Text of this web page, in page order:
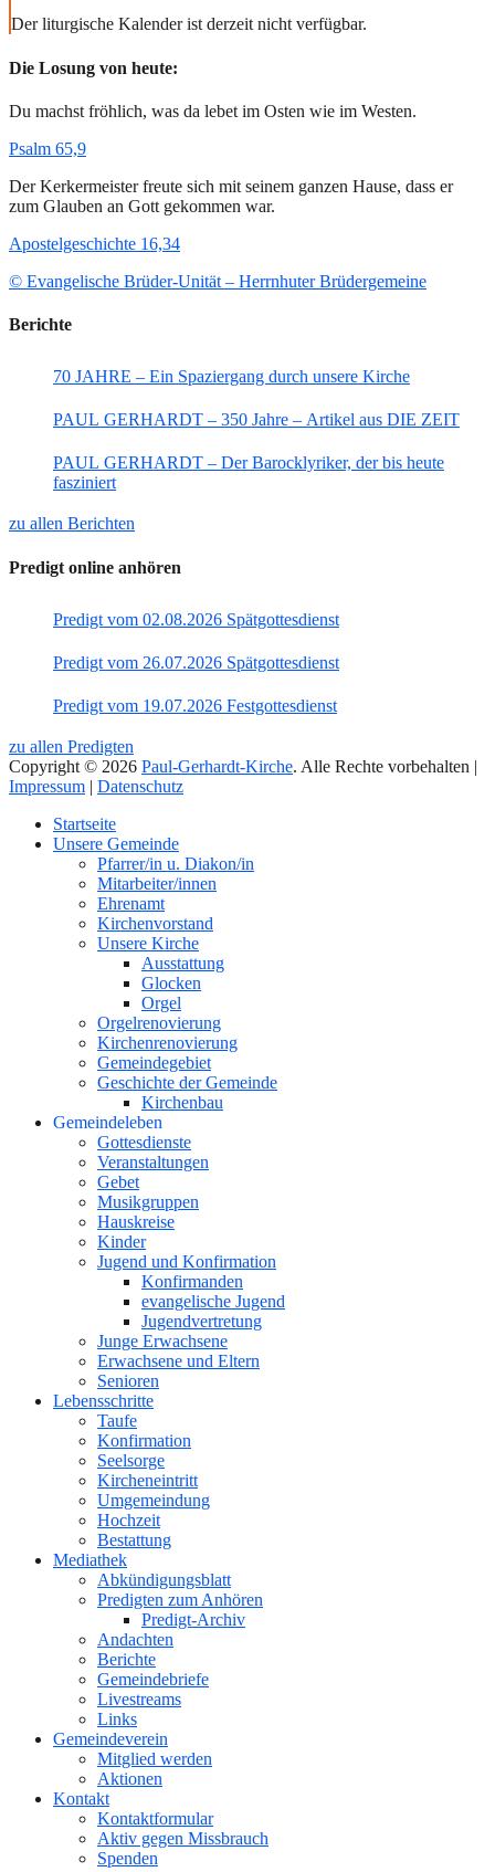
Der liturgische Kalender ist derzeit nicht verfügbar.
Die Losung von heute:
Du machst fröhlich, was da lebet im Osten wie im Westen.
Psalm 65,9
Der Kerkermeister freute sich mit seinem ganzen Hause, dass er
zum Glauben an Gott gekommen war.
Apostelgeschichte 16,34
© Evangelische Brüder-Unität – Herrnhuter Brüdergemeine
Berichte
70 JAHRE – Ein Spaziergang durch unsere Kirche
PAUL GERHARDT – 350 Jahre – Artikel aus DIE ZEIT
PAUL GERHARDT – Der Barocklyriker, der bis heute
fasziniert
zu allen Berichten
Predigt online anhören
Predigt vom 02.08.2026 Spätgottesdienst
Predigt vom 26.07.2026 Spätgottesdienst
Predigt vom 19.07.2026 Festgottesdienst
zu allen Predigten
Copyright © 2026 Paul-Gerhardt-Kirche. Alle Rechte vorbehalten |
Impressum | Datenschutz
oben
Startseite
Unsere Gemeinde
Pfarrer/in u. Diakon/in
Mitarbeiter/innen
Ehrenamt
Kirchenvorstand
Unsere Kirche
Ausstattung
Glocken
Orgel
Orgelrenovierung
Kirchenrenovierung
Gemeindegebiet
Geschichte der Gemeinde
Kirchenbau
Gemeindeleben
Gottesdienste
Veranstaltungen
Gebet
Musikgruppen
Hauskreise
Kinder
Jugend und Konfirmation
Konfirmanden
evangelische Jugend
Jugendvertretung
Junge Erwachsene
Erwachsene und Eltern
Senioren
Lebensschritte
Taufe
Konfirmation
Seelsorge
Kircheneintritt
Umgemeindung
Hochzeit
Bestattung
Mediathek
Abkündigungsblatt
Predigten zum Anhören
Predigt-Archiv
Andachten
Berichte
Gemeindebriefe
Livestreams
Links
Gemeindeverein
Mitglied werden
Aktionen
Kontakt
Kontaktformular
Aktiv gegen Missbrauch
Spenden